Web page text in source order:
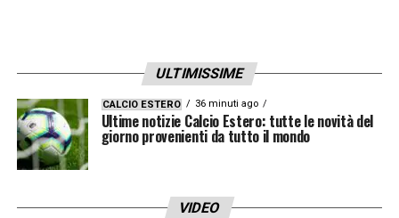
ULTIMISSIME
CALCIO ESTERO 36 minuti ago
Ultime notizie Calcio Estero: tutte le novità del
giorno provenienti da tutto il mondo
VIDEO